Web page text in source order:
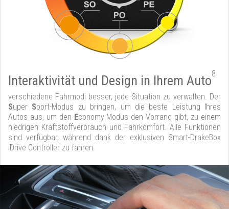
Interaktivität und Design in Ihrem Auto8
verschiedene Fahrmodi besser, jede Situation zu verwalten. Der
Super Sport-Modus zu bringen, um die beste Leistung Ihres
Autos aus, um den Economy-Modus den Vorrang gibt, zu einem
niedrigen Kraftstoffverbrauch und Fahrkomfort. Alle Funktionen
sind verfügbar, während dank der exklusiven Smart-DrakeBox
iDrive Controller zu fahren.